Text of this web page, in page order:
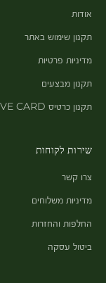
אודות
תקנון שימוש באתר
מדיניות פרטיות
תקנון מבצעים
תקנון כרטיס LOVE CARD
שירות לקוחות
צרו קשר
מדיניות משלוחים
החלפות והחזרות
ביטול עסקה